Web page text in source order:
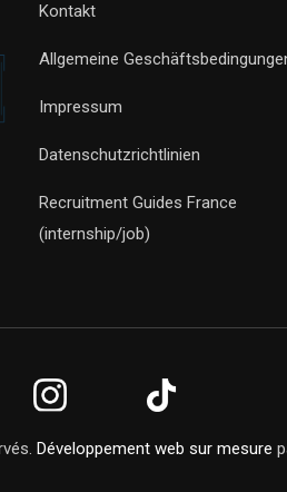
Kontakt
Allgemeine
Impressum
Datenschutzrichtlinien
Recruitment Guides France
(internship/job)
Développement web sur mesure